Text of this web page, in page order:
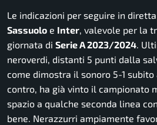
Le indicazioni per seguire in
Sassuolo e Inter, valevole per la
giornata di Serie A 2023/2024.
neroverdi, distanti 5 punti dalla
come dimostra il sonoro 5-1 subito
contro, ha già vinto il campionato
spazio a qualche seconda linea
bene. Nerazzurri ampiamente